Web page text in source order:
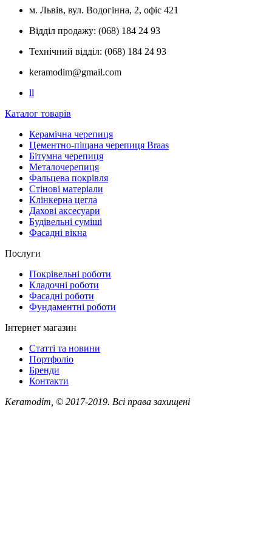
м. Львів, вул. Водогінна, 2, офіс 421
Відділ продажу: (068) 184 24 93
Технічний відділ: (068) 184 24 93
keramodim@gmail.com
ll
Каталог товарів
Керамічна черепиця
Цементно-піщана черепиця Braas
Бітумна черепиця
Металочерепиця
Фальцева покрівля
Стінові матеріали
Клінкерна цегла
Дахові аксесуари
Будівельні суміші
Фасадні вікна
Послуги
Покрівельні роботи
Кладочні роботи
Фасадні роботи
Фундаментні роботи
Інтернет магазин
Статті та новини
Портфоліо
Бренди
Контакти
Keramodim, © 2017-2019. Всі права захищені